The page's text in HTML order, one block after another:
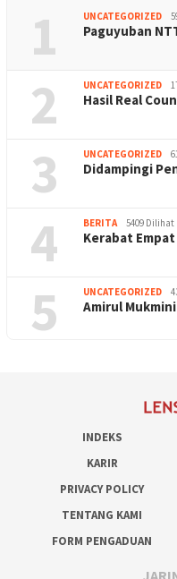
1 UNCATEGORIZED
Paguyuban
2 UNCATEGORIZED
Hasil Real
3 UNCATEGORIZED
Didampingi
4 BERITA 5409 Dilihat
Kerabat
5 UNCATEGORIZED
Amirul
INDEKS
KARIR
PRIVACY POLICY
TENTANG KAMI
FORM PENGADUAN